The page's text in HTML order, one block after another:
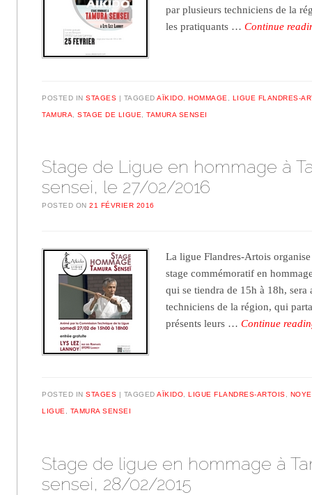
par plusieurs techniciens de la
les pratiquants …Continue
POSTED INSTAGES TAGGEDAÏKIDO ,HOMMAGE LIGUE FLANDRES-
TAMURA ,STAGE DE LIGUE ,TAMURA SENSEI
Stage de Ligue en hommage à
sensei, le 27/02/2016
POSTED ON21 FÉVRIER 2016
La ligue Flandres-Artois
stage commémoratif en
qui se tiendra de 15h à 18h, sera
techniciens de la région, qui
présents leurs …Continue
POSTED INSTAGES TAGGEDAÏKIDO, LIGUE FLANDRES-ARTOIS,
LIGUE, TAMURA SENSEI
Stage de ligue en hommage à
sensei, 28/02/2015